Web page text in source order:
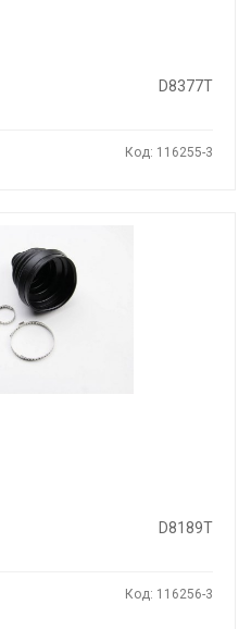
D8377T
Код: 116255-3
D8189T
Код: 116256-3